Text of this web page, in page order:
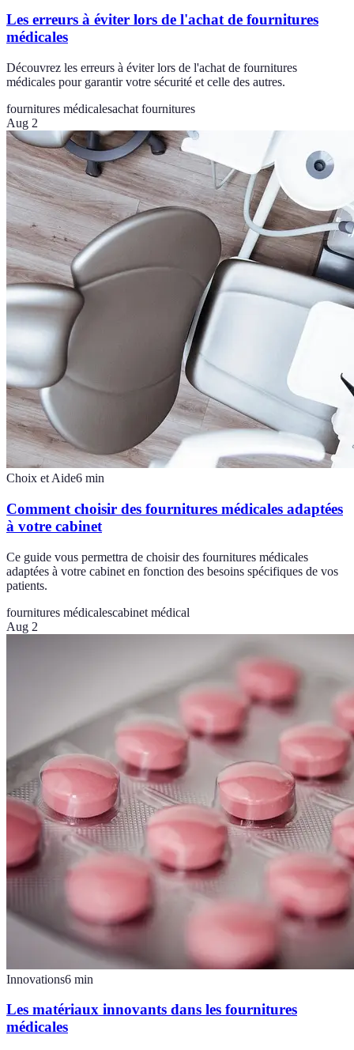
Les erreurs à éviter lors de l'achat de fournitures
médicales
Découvrez les erreurs à éviter lors de l'achat de fournitures
médicales pour garantir votre sécurité et celle des autres.
fournitures médicalesachat fournitures
Aug 2
Choix et Aide6 min
Comment choisir des fournitures médicales adaptées
à votre cabinet
Ce guide vous permettra de choisir des fournitures médicales
adaptées à votre cabinet en fonction des besoins spécifiques de vos
patients.
fournitures médicalescabinet médical
Aug 2
Innovations6 min
Les matériaux innovants dans les fournitures
médicales